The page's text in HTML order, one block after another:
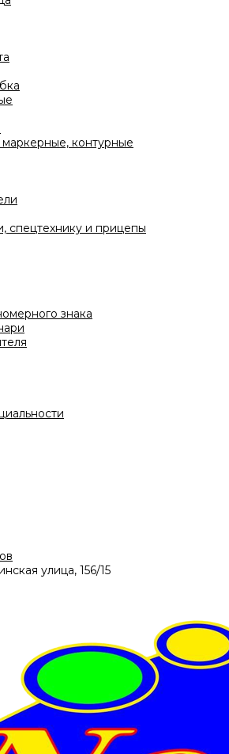
контурные
спецтехнику и прицепы
знака
улица, 156/15